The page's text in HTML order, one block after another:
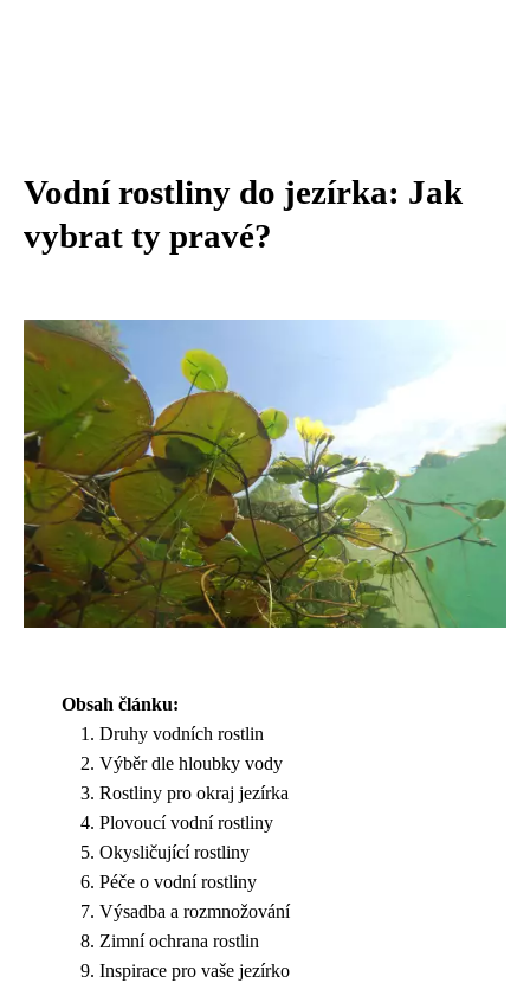
Vodní rostliny do jezírka: Jak
vybrat ty pravé?
Obsah článku:
Druhy vodních rostlin
Výběr dle hloubky vody
Rostliny pro okraj jezírka
Plovoucí vodní rostliny
Okysličující rostliny
Péče o vodní rostliny
Výsadba a rozmnožování
Zimní ochrana rostlin
Inspirace pro vaše jezírko